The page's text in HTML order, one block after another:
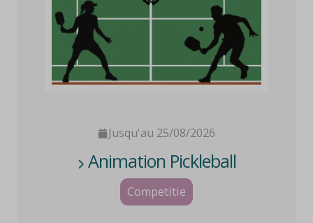
Jusqu'au 25/08/2026
Animation Pickleball
Competitie